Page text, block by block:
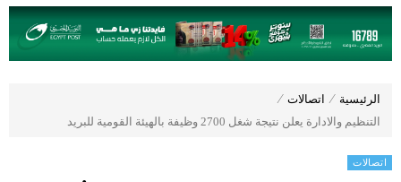
الرئيسية ⁄ اتصالات ⁄
التنظيم والادارة يعلن نتيجة شغل 2700 وظيفة بالهيئة القومية للبريد
اتصالات